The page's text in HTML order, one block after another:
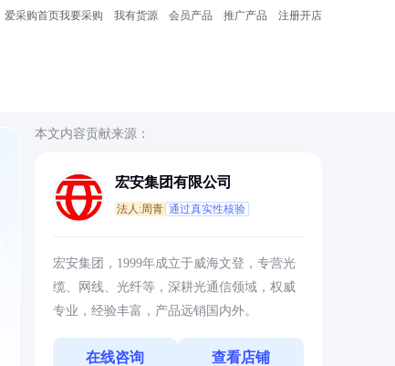
爱采购首页我要采购 我有货源 会员产品 推广产品 注册开店
本文内容贡献来源：
宏安集团有限公司
法人:周青 通过真实性核验
宏安集团，1999年成立于威海文登，专营光
缆、网线、光纤等，深耕光通信领域，权威
专业，经验丰富，产品远销国内外。
在线咨询 查看店铺